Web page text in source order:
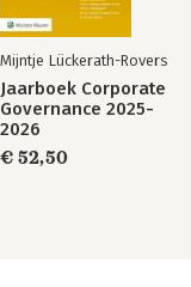
Mijntje Lückerath-Rovers
Jaarboek Corporate
Governance 2025-
2026
€ 52,50